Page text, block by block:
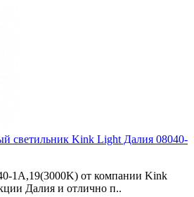
светильник Kink Light Далия 08040-
1A,19(3000K) от компании Kink
Далия и отлично п..